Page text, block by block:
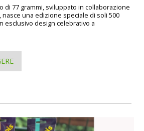
di 77 grammi, sviluppato in collaborazione
nasce una edizione speciale di soli 500
esclusivo design celebrativo a